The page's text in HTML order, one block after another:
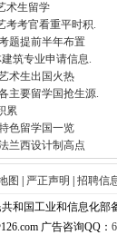
术生留学
考考官看重平时积.
题提前半年布置
筑专业申请信息.
术生出国火热
主要留学国抢生源.
累
色留学国一览
兰西设计制高点
图 严正声明 招聘信
和国工业和信息化部
广告咨询QQ：